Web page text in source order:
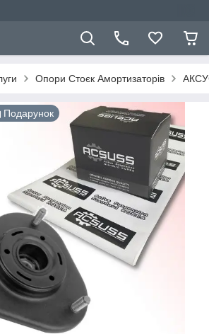
Опори Стоєк Амортизаторів
Подарунок